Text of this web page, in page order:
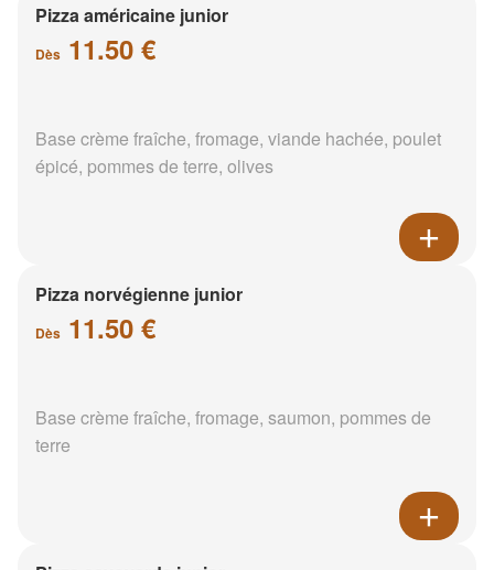
Pizza américaine junior
Dès 11.50 €
Base crème fraîche, fromage, viande hachée, poulet
épicé, pommes de terre, olives
Pizza norvégienne junior
Dès 11.50 €
Base crème fraîche, fromage, saumon, pommes de
terre